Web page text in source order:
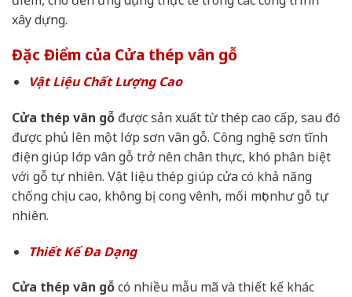
xây dựng.
Đặc Điểm của Cửa thép vân gỗ
Vật Liệu Chất Lượng Cao
Cửa thép vân gỗ được sản xuất từ thép cao cấp, sau đó
được phủ lên một lớp sơn vân gỗ. Công nghệ sơn tĩnh
điện giúp lớp vân gỗ trở nên chân thực, khó phân biệt
với gỗ tự nhiên. Vật liệu thép giúp cửa có khả năng
chống chịu cao, không bị cong vênh, mối mọt như gỗ tự
nhiên.
Thiết Kế Đa Dạng
Cửa thép vân gỗcó nhiều mẫu mã và thiết kế khác